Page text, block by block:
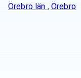
Örebro län , Örebro